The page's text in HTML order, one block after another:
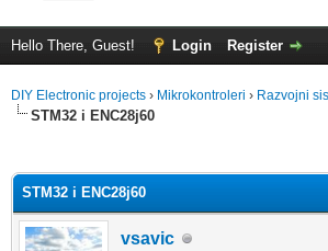
Hello There, Guest! Login Register
DIY Electronic projects › Mikrokontroleri › Razvojni
STM32 i ENC28j60
STM32 i ENC28j60
vsavic